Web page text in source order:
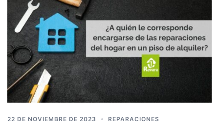
22 DE NOVIEMBRE DE 2023 REPARACIONES